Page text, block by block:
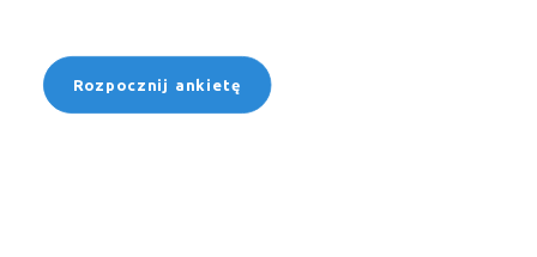
Rozpocznij ankietę